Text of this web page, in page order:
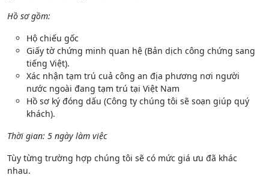
Hồ sơ gồm:
Hộ chiếu gốc
Giấy tờ chứng minh quan hệ (Bản dịch công chứng sang
tiếng Việt).
Xác nhận tạm trú cuả công an địa phương nơi người
nước ngoài đang tạm trú tại Việt Nam
Hồ sơ ký đóng dấu (Công ty chúng tôi sẽ soạn giúp quý
khách).
Thời gian: 5 ngày làm việc
Tùy từng trường hợp chúng tôi sẽ có mức giá ưu đã khác
nhau.